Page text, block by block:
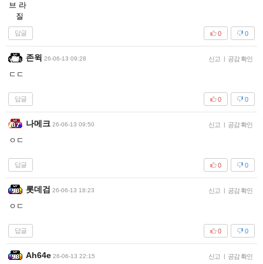
브 라
질
답글 0
0
존윅 26-06-13 09:28 신고 | 공감 확인
ㄷㄷ
답글 0
0
나메크 26-06-13 09:50 신고 | 공감 확인
ㅇㄷ
답글 0
0
롯데검 26-06-13 18:23 신고 | 공감 확인
ㅇㄷ
답글 0
0
Ah64e 26-06-13 22:15 신고 | 공감 확인